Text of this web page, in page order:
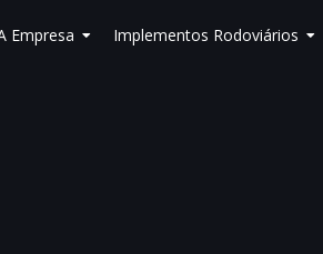
Empresa Implementos Rodoviários